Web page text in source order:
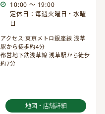
10:00 ～ 19:00
定休日：毎週火曜日・水曜
日
アクセス:東京メトロ銀座線 浅草
駅から徒歩約4分
都営地下鉄浅草線 浅草駅から徒歩
約7分
地図・店舗詳細